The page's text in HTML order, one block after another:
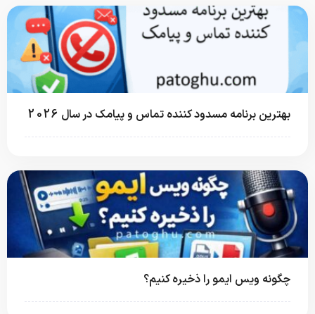
بهترین برنامه مسدود کننده تماس و پیامک در سال 2026
چگونه ویس ایمو را ذخیره کنیم؟